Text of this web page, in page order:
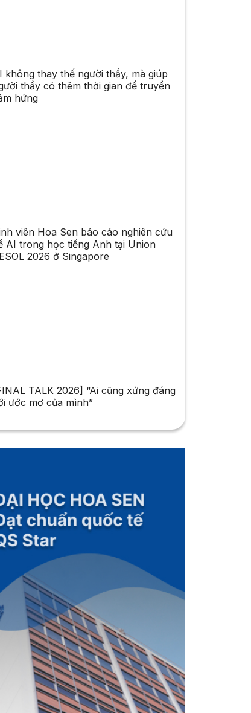
không thay thế người thầy, mà giúp
thầy có thêm thời gian để truyền
hứng
viên Hoa Sen báo cáo nghiên cứu
AI trong học tiếng Anh tại Union
2026 ở Singapore
TALK 2026] “Ai cũng xứng đáng
ước mơ của mình”